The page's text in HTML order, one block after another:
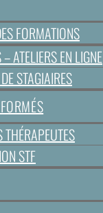
FORMATIONS
ATELIERS EN LIGNE
STAGIAIRES
STF